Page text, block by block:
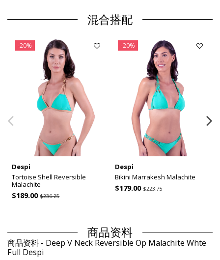
混合搭配
-20%
Despi
Tortoise Shell Reversible
Malachite
$189.00$236.25
-20%
Despi
Bikini Marrakesh Malachite
$179.00 $223.75
商品资料
商品资料 - Deep V Neck Reversible Op Malachite Whte
Full Despi